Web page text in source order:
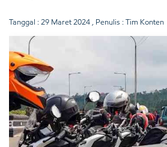
Tanggal : 29 Maret 2024 , Penulis : Tim Konten